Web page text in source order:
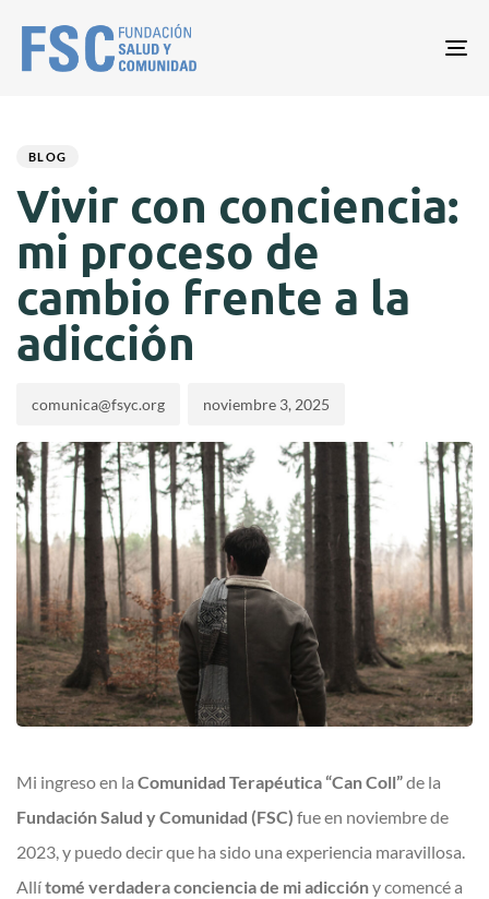
BLOG
Vivir con conciencia:
mi proceso de
cambio frente a la
adicción
comunica@fsyc.org noviembre 3, 2025
Mi ingreso en la Comunidad Terapéutica “Can Coll”de la
Fundación Salud y Comunidad (FSC) fue en noviembre de
2023, y puedo decir que ha sido una experiencia maravillosa.
Allítomé verdadera conciencia de mi adiccióny comencé a